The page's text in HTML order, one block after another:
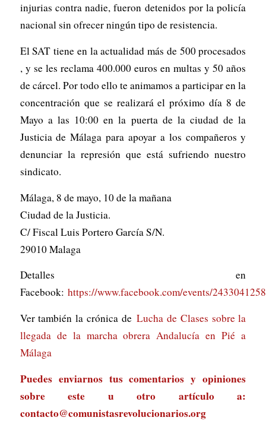
injurias contra nadie, fueron detenidos por la policía
nacional sin ofrecer ningún tipo de resistencia.
El SAT tiene en la actualidad más de 500 procesados
, y se les reclama 400.000 euros en multas y 50 años
de cárcel. Por todo ello te animamos a participar en la
concentración que se realizará el próximo día 8 de
Mayo a las 10:00 en la puerta de la ciudad de la
Justicia de Málaga para apoyar a los compañeros y
denunciar la represión que está sufriendo nuestro
sindicato.
Málaga, 8 de mayo, 10 de la mañana
Ciudad de la Justicia.
C/ Fiscal Luis Portero García S/N.
29010 Malaga
Detalles en
Facebook: https://www.facebook.com/events/
Ver también la crónica de Lucha de Clases sobre la
llegada de la marcha obrera Andalucía en Pié a
Málaga
Puedes enviarnos tus comentarios y opiniones
sobre este u otro artículo a:
contacto@comunistasrevolucionarios.org